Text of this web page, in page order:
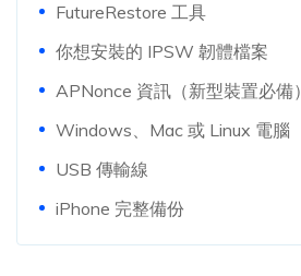
FutureRestore 工具
你想安裝的 IPSW 韌體檔案
APNonce 資訊（新型裝置必備）
Windows、Mac 或 Linux 電腦
USB 傳輸線
iPhone 完整備份